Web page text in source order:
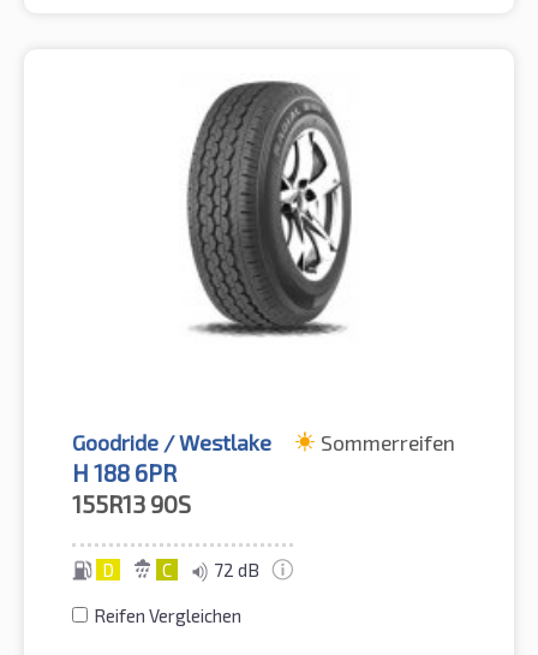
Goodride / Westlake Sommerreifen
H 188 6PR
155R13 90S
D C 72 dB
Reifen Vergleichen